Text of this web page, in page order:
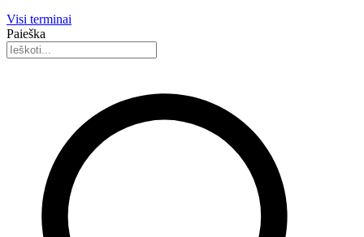
Visi terminai
Paieška